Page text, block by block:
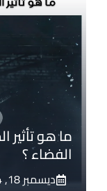
ما هو تأثير
الفضاء ؟
ديسمبر 18, 2024